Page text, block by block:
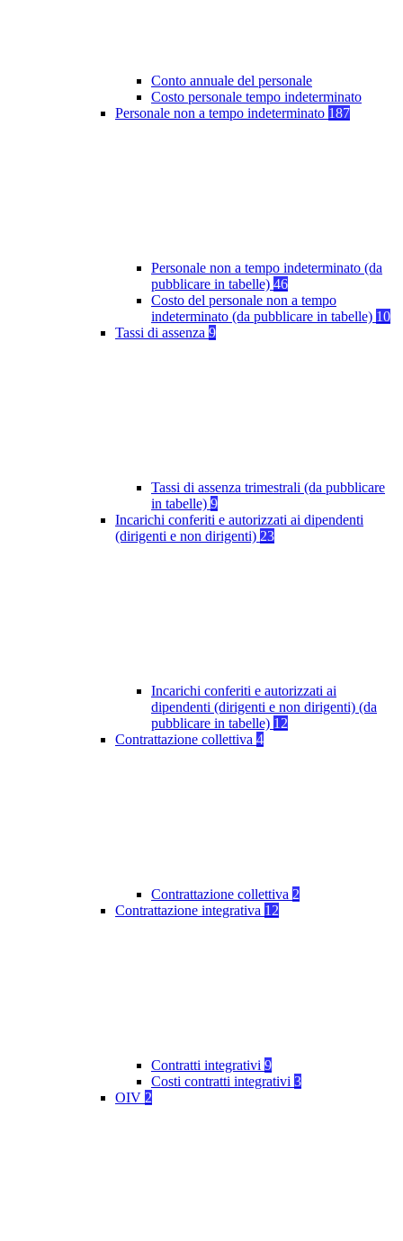
Conto annuale del personale
Costo personale tempo indeterminato
Personale non a tempo indeterminato 187
Personale non a tempo indeterminato (da
pubblicare in tabelle) 46
Costo del personale non a tempo
indeterminato (da pubblicare in tabelle) 10
Tassi di assenza 9
Tassi di assenza trimestrali (da pubblicare
in tabelle) 9
Incarichi conferiti e autorizzati ai dipendenti
(dirigenti e non dirigenti) 23
Incarichi conferiti e autorizzati ai
dipendenti (dirigenti e non dirigenti) (da
pubblicare in tabelle) 12
Contrattazione collettiva 4
Contrattazione collettiva 2
Contrattazione integrativa 12
Contratti integrativi 9
Costi contratti integrativi 3
OIV 2